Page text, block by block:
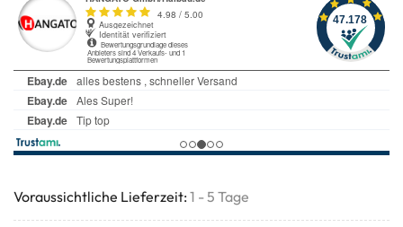
Voraussichtliche Lieferzeit: 1 - 5 Tage